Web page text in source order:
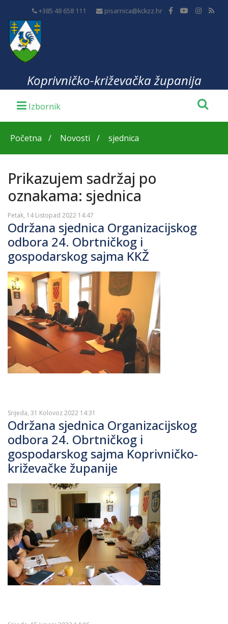
+385 48 658 111 pisarnica@kckzz.hr
Koprivničko-križevačka županija
Početna Novosti sjednica
Prikazujem sadržaj po
oznakama: sjednica
Petak, 14 Listopad 2022 14:47
Održana sjednica Organizacijskog
odbora 24. Obrtničkog i
gospodarskog sajma KKŽ
Srijeda, 31 Kolovoz 2022 14:31
Održana sjednica Organizacijskog
odbora 24. Obrtničkog i
gospodarskog sajma Koprivničko-
križevačke županije